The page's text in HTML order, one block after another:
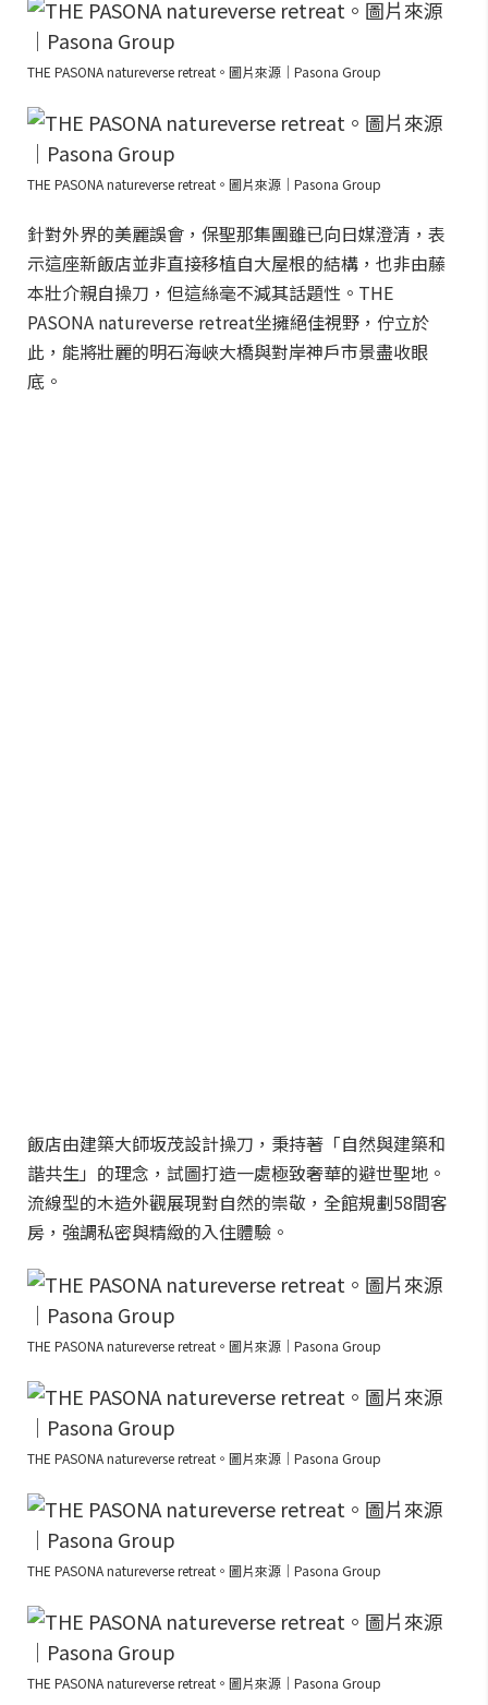
THE PASONA natureverse retreat。圖片來源｜Pasona Group
THE PASONA natureverse retreat。圖片來源｜Pasona Group
針對外界的美麗誤會，保聖那集團雖已向日媒澄清，表
示這座新飯店並非直接移植自大屋根的結構，也非由藤
本壯介親自操刀，但這絲毫不減其話題性。THE
PASONA natureverse retreat坐擁絕佳視野，佇立於
此，能將壯麗的明石海峽大橋與對岸神戶市景盡收眼
底。
飯店由建築大師坂茂設計操刀，秉持著「自然與建築和
諧共生」的理念，試圖打造一處極致奢華的避世聖地。
流線型的木造外觀展現對自然的崇敬，全館規劃58間客
房，強調私密與精緻的入住體驗。
THE PASONA natureverse retreat。圖片來源｜Pasona Group
THE PASONA natureverse retreat。圖片來源｜Pasona Group
THE PASONA natureverse retreat。圖片來源｜Pasona Group
THE PASONA natureverse retreat。圖片來源｜Pasona Group